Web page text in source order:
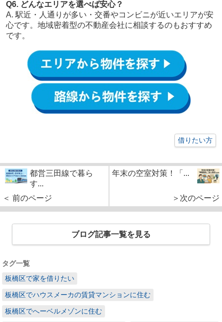
Q6. どんなエリアを選べば安心？
A. 駅近・人通りが多い・交番やコンビニが近いエリアが安
心です。地域密着型の不動産会社に相談するのもおすすめ
です。
借りたい方
都営三田線で暮ら
す...
＜ 前のページ
年末の空室対策！「...
＞次のページ
ブログ記事一覧を見る
タグ一覧
板橋区で家を借りたい
板橋区でハウスメーカの賃貸マンションに住む
板橋区でへーベルメゾンに住む